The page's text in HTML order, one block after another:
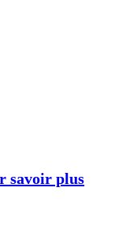
savoir plus